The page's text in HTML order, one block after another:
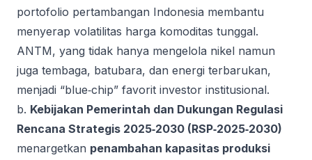
portofolio pertambangan Indonesia membantu
menyerap volatilitas harga komoditas tunggal.
ANTM, yang tidak hanya mengelola nikel namun
juga tembaga, batubara, dan energi terbarukan,
menjadi “blue‑chip” favorit investor institusional.
b. Kebijakan Pemerintah dan Dukungan Regulasi
Rencana Strategis 2025‑2030 (RSP‑2025‑2030)
menargetkan penambahan kapasitas produksi